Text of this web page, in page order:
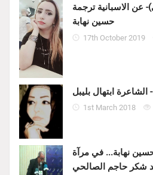
عن الاسبانية ترجمة
حسين نهابة
17th October 2019
الشاعرة ابتهال بليبل
1st March 2018
نهابة... في مرآة
شكر حاجم الصالحي